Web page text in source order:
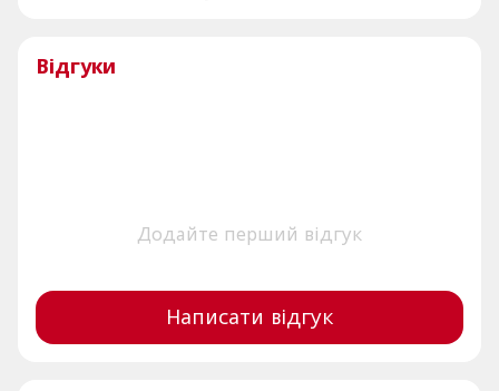
Відгуки
Додайте перший відгук
Написати відгук